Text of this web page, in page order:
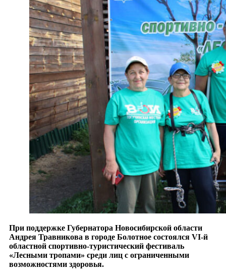
При поддержке Губернатора Новосибирской области
Андрея Травникова в городе Болотное состоялся VI-й
областной спортивно-туристический фестиваль
«Лесными тропами» среди лиц с ограниченными
возможностями здоровья.